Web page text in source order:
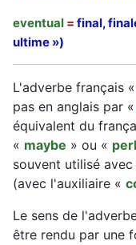
eventual = final,
ultime »)
L'adverbe français «
pas en anglais par «
équivalent du
« maybe » ou «
souvent utilisé
(avec l'auxiliaire «
Le sens de
être rendu par une